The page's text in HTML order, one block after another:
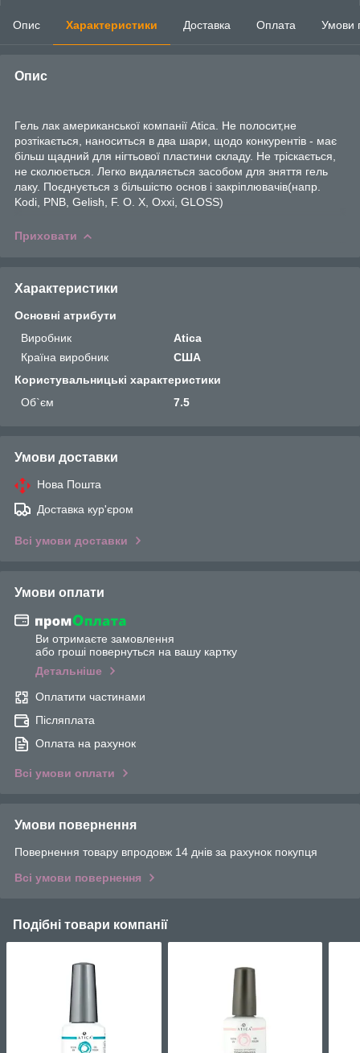
Опис Характеристики Доставка Оплата Умови
Опис
Гель лак американської компанії Atica. Не полосит,не
розтікається, наноситься в два шари, щодо конкурентів - має
більш щадний для нігтьової пластини складу. Не тріскається,
не сколюється. Легко видаляється засобом для зняття гель
лаку. Поєднується з більшістю основ і закріплювачів(напр.
Kodi, PNB, Gelish, F. O. X, Oxxi, GLOSS)
Приховати
Характеристики
Основні атрибути
Виробник
Atica
Країна виробник
США
Користувальницькі характеристики
Об`єм
7.5
Умови доставки
Нова Пошта
Доставка кур'єром
Всі умови доставки
Умови оплати
Ви отримаєте замовлення
або гроші повернуться на вашу картку
Детальніше
Оплатити частинами
Післяплата
Оплата на рахунок
Всі умови оплати
Умови повернення
Повернення товару впродовж 14 днів за рахунок покупця
Всі умови повернення
Подібні товари компанії